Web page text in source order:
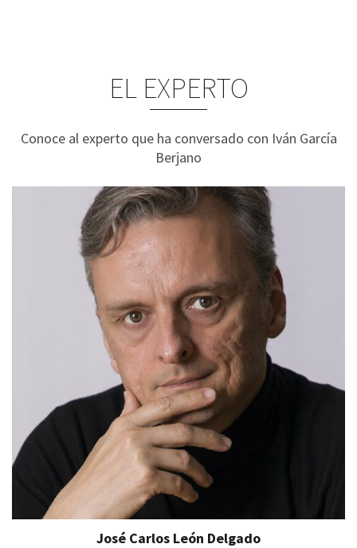
EL EXPERTO
Conoce al experto que ha conversado con Iván García
Berjano
José Carlos León Delgado